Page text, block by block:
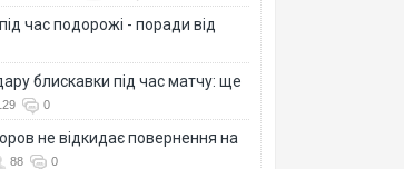
час подорожі - поради від
блискавки під час матчу: ще
0
не відкидає повернення на
88 0